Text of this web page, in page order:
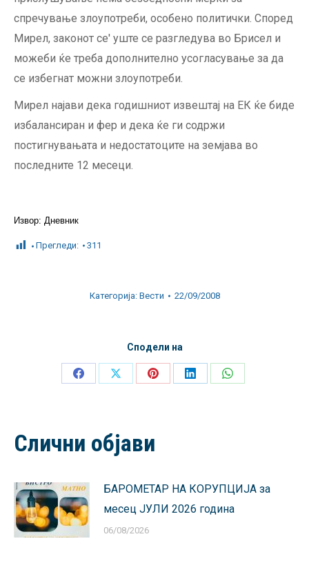
спречување злоупотреби, особено политички. Според
Мирел, законот се' уште се разгледува во Брисел и
можеби ќе треба дополнително усогласување за да
се избегнат можни злоупотреби.
Мирел најави дека годишниот извештај на ЕК ќе биде
избалансиран и фер и дека ќе ги содржи
постигнувањата и недостатоците на земјава во
последните 12 месеци.
Извор: Дневник
Прегледи: 311
Категорија: Вести 22/09/2008
Сподели на
Share
Share
Share
Share
Share
Слични објави
БАРОМЕТАР НА КОРУПЦИЈА за
месец ЈУЛИ 2026 година
06/08/2026